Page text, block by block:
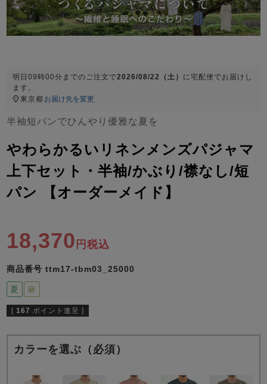
売れ筋ランキング
- Item Ranking -
すべての季節のパジャマ一覧はこちら
すべてのキッ
パジャマ
き
り
単品
ン単品
単品
ン単品
明日09時00分 までのご注文で2026/08/22（土） に宅配便 でお届けし
ます。
東京都 お届け先を変更
半袖短パンでひんやり優雅な夏を
やわらかるいリネンメンズパジャマ
上下セット・半袖/かぶり/襟なし/短
パン 【オーダーメイド】
18,370 税込
商品番号 ttm17-tbm03_25000
夏 麻
[ 167 ポイント進呈 ]
カラーを選ぶ（必須）